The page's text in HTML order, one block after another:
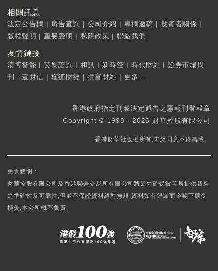
相關訊息
法定公告欄 | 廣告查詢 | 公司介紹 | 專欄邀稿 | 投資者關係 |
版權聲明 | 重要聲明 | 私隱政策 | 聯絡我們
友情鏈接
清博智能 | 艾媒諮詢 | 和訊 | 新時空 | 時代財經 | 證券市場周
刊
| 壹財信 | 權衡財經 | 攬富財經 | 更多...
香港政府指定刊載法定通告之憲報刊登報章
Copyright © 1998 - 2026 財華控股有限公司
香港財華社版權所有,未經同意不得轉載。
免責聲明：
財華控股有限公司及香港聯合交易所有限公司將盡力確保彼等所提供資料
之準確性及可靠性,但並不保證資料絕對無誤,資料如有錯漏而令閣下蒙受
損失,本公司概不負責。